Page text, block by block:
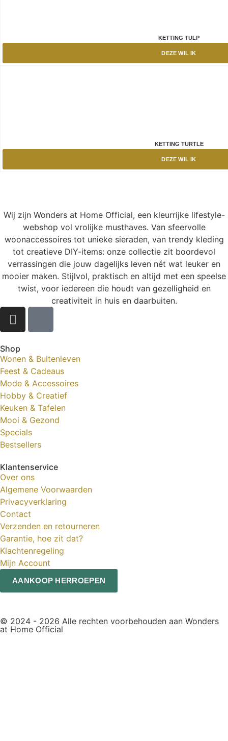
KETTING TULP
DEZE WIL IK
KETTING TURTLE
DEZE WIL IK
Wij zijn Wonders at Home Official, een kleurrijke lifestyle-
webshop vol vrolijke musthaves. Van sfeervolle
woonaccessoires tot unieke sieraden, van trendy kleding
tot creatieve DIY-items: onze collectie zit boordevol
verrassingen die jouw dagelijks leven nét wat leuker en
mooier maken. Stijlvol, praktisch en altijd met een speelse
twist, voor iedereen die houdt van gezelligheid en
creativiteit in huis en daarbuiten.
Shop
Wonen & Buitenleven
Feest & Cadeaus
Mode & Accessoires
Hobby & Creatief
Keuken & Tafelen
Mooi & Gezond
Specials
Bestsellers
Klantenservice
Over ons
Algemene Voorwaarden
Privacyverklaring
Contact
Verzenden en retourneren
Garantie, hoe zit dat?
Klachtenregeling
Mijn Account
AANKOOP HERROEPEN
© 2024 - 2026 Alle rechten voorbehouden aan Wonders
at Home Official